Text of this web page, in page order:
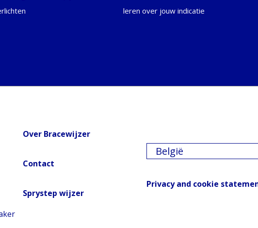
leren over jouw indicatie
Over Bracewijzer
Contact
Sprystep wijzer
België
Privacy and cookie